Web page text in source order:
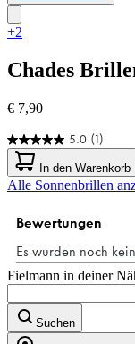
+2
Chades
€ 7,90
5.0 (1)
5.0
von
5
Sternen.
Bewertung
In den Warenkorb
Alle Sonnenbrillen
Fielmann in deiner
Suchen